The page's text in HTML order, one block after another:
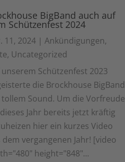
BigBand auch auf
Schützenfest 2024
11, 2024| Ankündigungen,
, Uncategorized
Schützenfest 2023
die Brockhouse BigBand
Sound. Um die Vorfreude
Jahr bereits jetzt kräftig
hier ein kurzes Video
dem vergangenen Jahr! [video
height="848"...